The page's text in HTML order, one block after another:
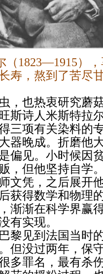
（1823—1915）
寿，熬到了苦尽
也热衷研究蘑菇
斯诗人米斯特拉
三项有关染料的
晚成。折磨他
偏见。小时候因
，但他坚持自学
文凭，之后展开
获得数学和物理
渐渐在科学界赢
有实现。
见到法国当时
但没过两年，保
多罪名，最有杀